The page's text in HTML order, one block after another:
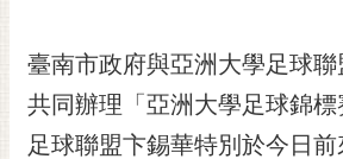
市政資訊
臺南市政府與亞洲大學足球聯
共同辦理「亞洲大學足球錦
足球聯盟卞錫華特別於今日